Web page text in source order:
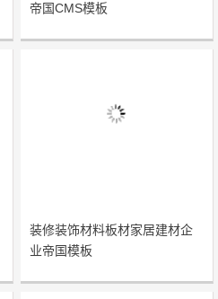
帝国CMS模板
装修装饰材料板材家居建材企
业帝国模板